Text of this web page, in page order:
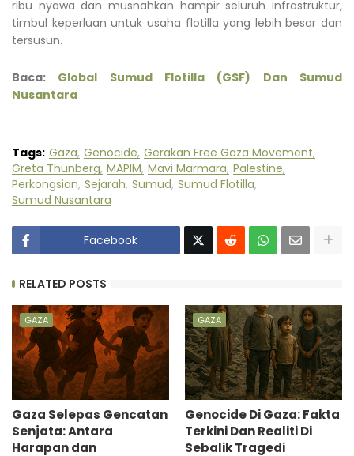
ribu nyawa dan musnahkan hampir seluruh infrastruktur,
timbul keperluan untuk usaha flotilla yang lebih besar dan
tersusun.
Baca: Global Sumud Flotilla (GSF) Dan Sumud
Nusantara
Tags: Gaza Genocide Gerakan Free Gaza Movement
Greta Thunberg MAPIM Mavi Marmara Palestine
Perkongsian Sejarah Sumud Sumud Flotilla
Sumud Nusantara
Facebook
RELATED POSTS
GAZA
Gaza Selepas Gencatan
Senjata: Antara
Harapan dan
GAZA
Genocide Di Gaza: Fakta
Terkini Dan Realiti Di
Sebalik Tragedi